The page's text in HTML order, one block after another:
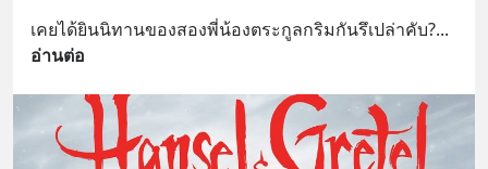
เคยได้ยินนิทานของสองพี่น้องตระกูลกริมกันรึเปล่าคับ?
อ่านต่อ